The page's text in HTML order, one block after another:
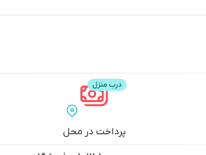
پرداخت در محل